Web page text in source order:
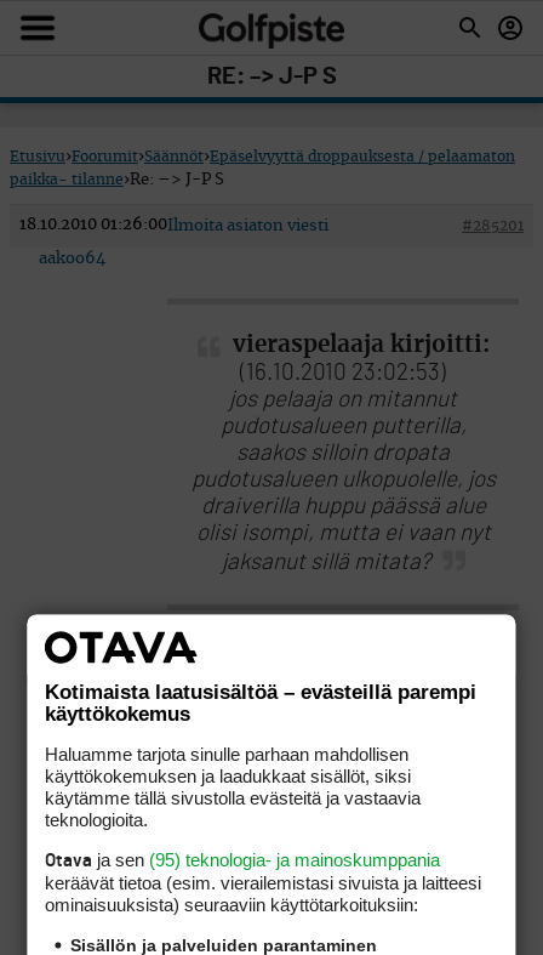
RE: –> J-P S
Etusivu›Foorumit›Säännöt›Epäselvyyttä droppauksesta / pelaamaton
paikka- tilanne›Re: –> J-P S
18.10.2010 01:26:00 #285201
Ilmoita asiaton viesti
aakoo64
vieraspelaaja kirjoitti:
(16.10.2010 23:02:53)
jos pelaaja on mitannut
pudotusalueen putterilla,
saakos silloin dropata
pudotusalueen ulkopuolelle, jos
draiverilla huppu päässä alue
olisi isompi, mutta ei vaan nyt
jaksanut sillä mitata?
Ei saa. Katso myös KL:n kommentti numero 20.
Jos pelaaja on niin hölmö, että mittaa
pudotuksen huonolle alustalle, sille alueelle on
pudotettava, vaikka driverilla mitaten alue olisi
yltänyt kuinka hyvälle paikalle tahansa.
Kotimaista laatusisältöä – evästeillä parempi
käyttökokemus
Haluamme tarjota sinulle parhaan mahdollisen
käyttökokemuksen ja laadukkaat sisällöt, siksi
käytämme tällä sivustolla evästeitä ja vastaavia
teknologioita.
Otava ja sen (95) teknologia- ja mainoskumppania
keräävät tietoa (esim. vierailemis­tasi sivuista ja laitteesi
ominaisuuk­sista) seuraaviin käyttötarkoituksiin:
Sisällön ja palveluiden parantaminen